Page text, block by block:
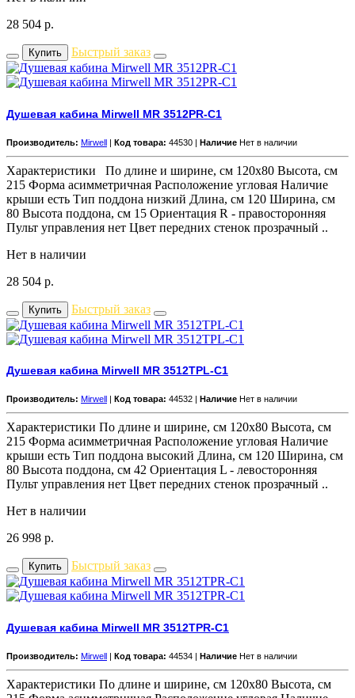
28 504 р.
Купить Быстрый заказ
Душевая кабина Mirwell MR 3512PR-C1
Производитель: Mirwell | Код товара: 44530 | Наличие Нет в наличии
Характеристики По длине и ширине, см 120x80 Высота, см
215 Форма асимметричная Расположение угловая Наличие
крыши есть Тип поддона низкий Длина, см 120 Ширина, см
80 Высота поддона, см 15 Ориентация R - правосторонняя
Пульт управления нет Цвет передних стенок прозрачный ..
Нет в наличии
28 504 р.
Купить Быстрый заказ
Душевая кабина Mirwell MR 3512TPL-C1
Производитель: Mirwell Код товара: 44532 | Наличие Нет в наличии
Характеристики По длине и ширине, см 120x80 Высота, см
215 Форма асимметричная Расположение угловая Наличие
крыши есть Тип поддона высокий Длина, см 120 Ширина, см
80 Высота поддона, см 42 Ориентация L - левосторонняя
Пульт управления нет Цвет передних стенок прозрачный ..
Нет в наличии
26 998 р.
Купить Быстрый заказ
Душевая кабина Mirwell MR 3512TPR-C1
Производитель: Mirwell | Код товара: 44534 | Наличие Нет в наличии
Характеристики По длине и ширине, см 120x80 Высота, см